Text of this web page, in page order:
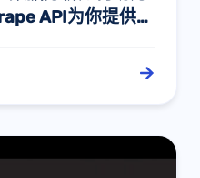
API为你提供最